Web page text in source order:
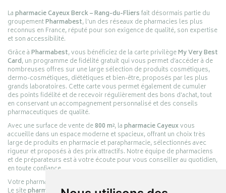
Lapharmacie Cayeux Berck – Rang-du-Fliersfait désormais partie du
groupementPharmabest, l’un des réseaux de pharmacies les plus
reconnus en France, réputé pour son exigence de qualité, son expertise
et son accessibilité.
Grâce àPharmabest, vous bénéficiez de la carte privilègeMy Very Best
Card, un programme de fidélité gratuit qui vous permet d’accéder à de
nombreuses offres sur une large sélection de produits cosmétiques,
dermo-cosmétiques, diététiques et bien-être, proposés par les plus
grands laboratoires. Cette carte vous permet également de cumuler
des points fidélité et de recevoir régulièrement des bons d’achat, tout
en conservant un accompagnement personnalisé et des conseils
pharmaceutiques de qualité.
Avec une surface de vente de800 m², lapharmacie Cayeuxvous
accueille dans un espace moderne et spacieux, offrant un choix très
large de produits en pharmacie et parapharmacie, sélectionnés avec
rigueur et proposés à des prix attractifs. Notre équipe de pharmaciens
et de préparateurs est à votre écoute pour vous conseiller au quotidien,
en toute confiance.
Votre pharmacie en ligne :